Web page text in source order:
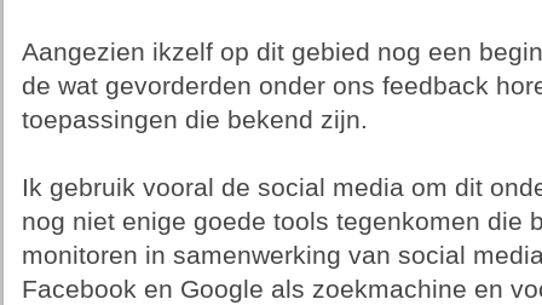
Aangezien ikzelf op dit gebied nog een
de wat gevorderden onder ons feedback
toepassingen die bekend zijn.
Ik gebruik vooral de social media om dit
nog niet enige goede tools tegenkomen die
monitoren in samenwerking van social
Facebook en Google als zoekmachine en